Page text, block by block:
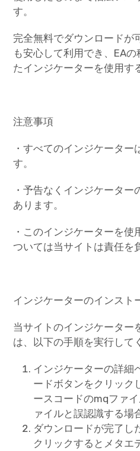
す。
完全無料でダウンロードが
も安心して利用でき、EA
たインジケーターを使用す
注意事項
・すべてのインジケーター
す。
・予告なくインジケータ
あります。
・このインジケーターを
ついては当サイトは責任を
インジケーターのインスト
当サイトのインジケーター
は、以下の手順を実行して
インジケーターの詳細
ードボタンをクリック
ースコードのmqファ
ァイルと誤認識する場
ダウンロードが完了し
クリックするとメタエ